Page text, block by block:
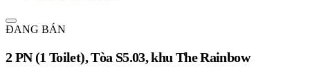
ĐANG BÁN
2 PN (1 Toilet), Tòa S5.03, khu The Rainbow